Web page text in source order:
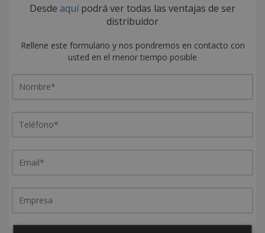
Desde aquípodrá ver todas las ventajas de ser
distribuidor
Rellene este formulario y nos pondremos en contacto con
usted en el menor tiempo posible